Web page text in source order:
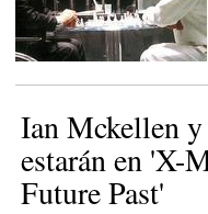
Ian Mckellen
estarán en 'X-
Future Past'